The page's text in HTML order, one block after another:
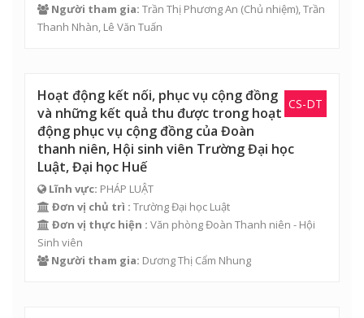
Người tham gia: Trần Thị Phương An (Chủ nhiệm), Trần
Thanh Nhàn Lê Văn Tuấn
CS-DT
Hoạt động kết nối, phục vụ cộng đồng
và những kết quả thu được trong hoạt
động phục vụ cộng đồng của Đoàn
thanh niên, Hội sinh viên Trường Đại học
Luật, Đại học Huế
Lĩnh vực: PHÁP LUẬT
Đơn vị chủ trì : Trường Đại học Luật
Đơn vị thực hiện : Văn phòng Đoàn Thanh niên - Hội
Sinh viên
Người tham gia: Dương Thị Cẩm Nhung